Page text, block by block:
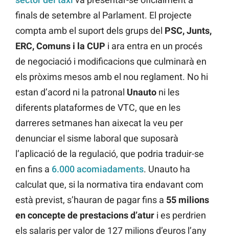
finals de setembre al Parlament. El projecte
compta amb el suport dels grups del PSC, Junts,
ERC, Comuns i la CUP i ara entra en un procés
de negociació i modificacions que culminarà en
els pròxims mesos amb el nou reglament. No hi
estan d’acord ni la patronal Unauto ni les
diferents plataformes de VTC, que en les
darreres setmanes han aixecat la veu per
denunciar el sisme laboral que suposarà
l’aplicació de la regulació, que podria traduir-se
en fins a 6.000 acomiadaments. Unauto ha
calculat que, si la normativa tira endavant com
està previst, s’hauran de pagar fins a 55 milions
en concepte de prestacions d’atur i es perdrien
els salaris per valor de 127 milions d’euros l’any